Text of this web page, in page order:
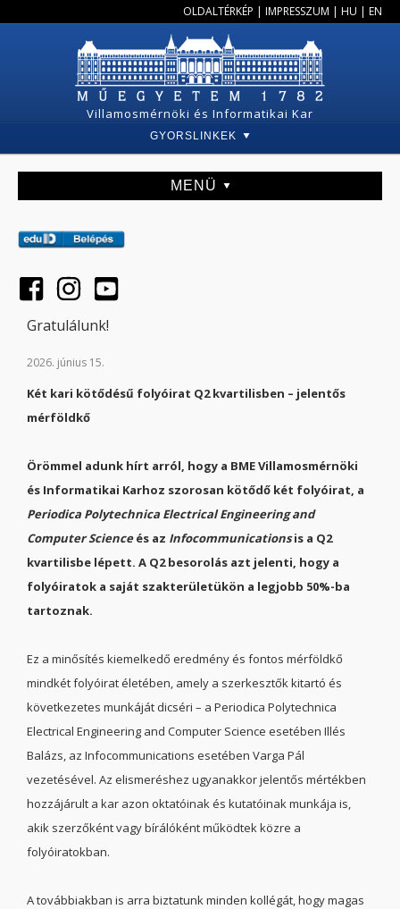
OLDALTÉRKÉP | IMPRESSZUM | HU | EN
Villamosmérnöki és Informatikai Kar
GYORSLINKEK
MENÜ
Gratulálunk!
2026. június 15.
Két kari kötődésű folyóirat Q2 kvartilisben – jelentős
mérföldkő
Örömmel adunk hírt arról, hogy a BME Villamosmérnöki
és Informatikai Karhoz szorosan kötődő két folyóirat, a
Periodica Polytechnica Electrical Engineering and
Computer Scienceés az Infocommunicationsis a Q2
kvartilisbe lépett. A Q2 besorolás azt jelenti, hogy a
folyóiratok a saját szakterületükön a legjobb 50%-ba
tartoznak.
Ez a minősítés kiemelkedő eredmény és fontos mérföldkő
mindkét folyóirat életében, amely a szerkesztők kitartó és
következetes munkáját dicséri – a Periodica Polytechnica
Electrical Engineering and Computer Science esetében Illés
Balázs, az Infocommunications esetében Varga Pál
vezetésével. Az elismeréshez ugyanakkor jelentős mértékben
hozzájárult a kar azon oktatóinak és kutatóinak munkája is,
akik szerzőként vagy bírálóként működtek közre a
folyóiratokban.
A továbbiakban is arra biztatunk minden kollégát, hogy magas